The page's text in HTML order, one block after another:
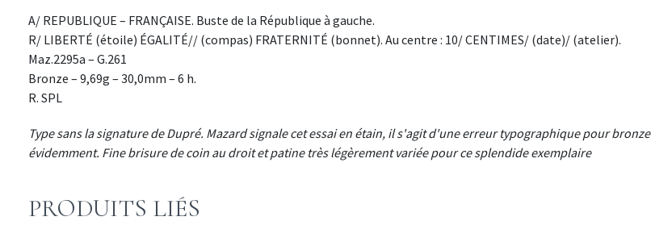
A/ REPUBLIQUE – FRANÇAISE. Buste de la République à gauche.
R/ LIBERTÉ (étoile) ÉGALITÉ// (compas) FRATERNITÉ (bonnet). Au centre : 10/ CENTIMES/ (date)/ (atelier).
Maz.2295a – G.261
Bronze – 9,69g – 30,0mm – 6 h.
R. SPL
Type sans la signature de Dupré. Mazard signale cet essai en étain, il s'agit d'une erreur typographique pour bronze
évidemment. Fine brisure de coin au droit et patine très légèrement variée pour ce splendide exemplaire
PRODUITS LIÉS